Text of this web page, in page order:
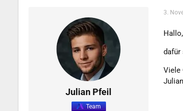
Julian Pfeil
Team
3.
Hallo,
dafür
Viele
Julian